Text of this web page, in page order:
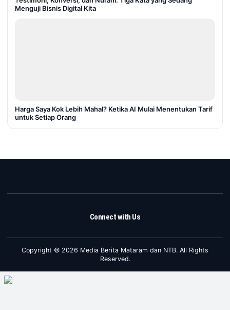
Menguji Bisnis Digital Kita
Harga Saya Kok Lebih Mahal? Ketika AI Mulai Menentukan Tarif
untuk Setiap Orang
Connect with Us
Copyright © 2026 Media Berita Mataram dan NTB. All Rights
Reserved.